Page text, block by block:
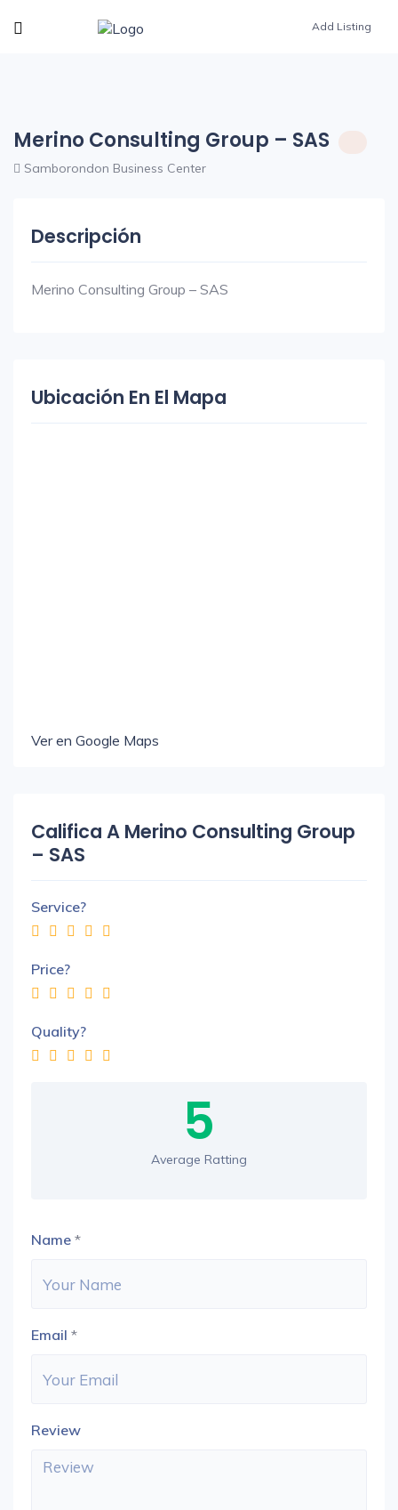
Add Listing
Merino Consulting Group – SAS
Samborondon Business Center
Descripción
Merino Consulting Group – SAS
Ubicación En El Mapa
Ver en Google Maps
Califica A Merino Consulting Group
– SAS
Service?
Price?
Quality?
5
Average Ratting
Name *
Email *
Review